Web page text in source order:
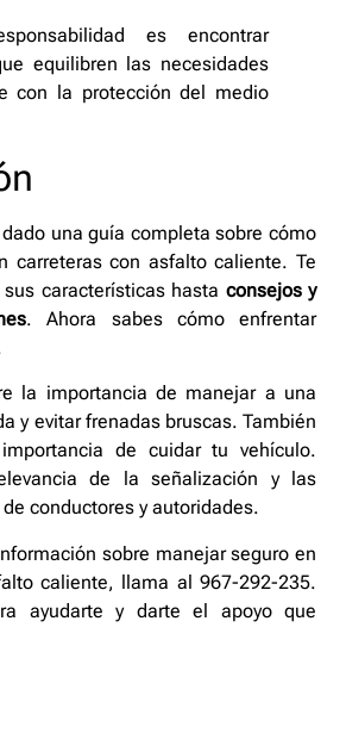
es encontrar
equilibren las necesidades
con la protección del medio
una guía completa sobre cómo
carreteras con asfalto caliente. Te
características hasta consejos y
. Ahora sabes cómo enfrentar
la importancia de manejar a una
y evitar frenadas bruscas. También
de cuidar tu vehículo.
de la señalización y las
conductores y autoridades.
sobre manejar seguro en
caliente, llama al 967-292-235.
ayudarte y darte el apoyo que